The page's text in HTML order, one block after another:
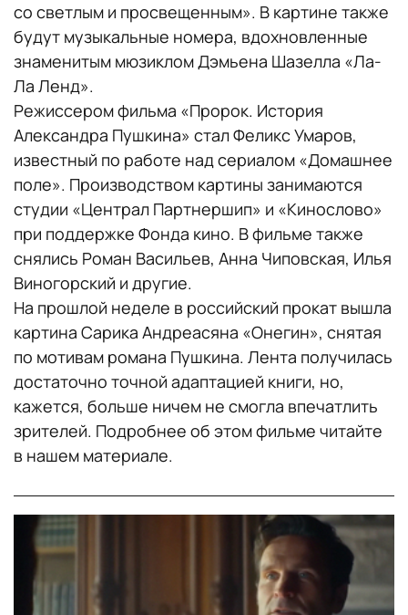
со светлым и просвещенным». В картине также
будут музыкальные номера, вдохновленные
знаменитым мюзиклом Дэмьена Шазелла «Ла-
Ла Ленд».
Режиссером фильма «Пророк. История
Александра Пушкина» стал Феликс Умаров,
известный по работе над сериалом «Домашнее
поле». Производством картины занимаются
студии «Централ Партнершип» и «Кинослово»
при поддержке Фонда кино. В фильме также
снялись Роман Васильев, Анна Чиповская, Илья
Виногорский и другие.
На прошлой неделе в российский прокат вышла
картина Сарика Андреасяна «Онегин», снятая
по мотивам романа Пушкина. Лента получилась
достаточно точной адаптацией книги, но,
кажется, больше ничем не смогла впечатлить
зрителей. Подробнее об этом фильме читайте
в нашем материале.